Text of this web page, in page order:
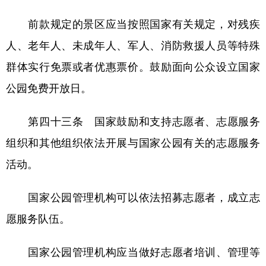
前款规定的景区应当按照国家有关规定，对残疾
人、老年人、未成年人、军人、消防救援人员等特殊
群体实行免票或者优惠票价。鼓励面向公众设立国家
公园免费开放日。
第四十三条 国家鼓励和支持志愿者、志愿服务
组织和其他组织依法开展与国家公园有关的志愿服务
活动。
国家公园管理机构可以依法招募志愿者，成立志
愿服务队伍。
国家公园管理机构应当做好志愿者培训、管理等